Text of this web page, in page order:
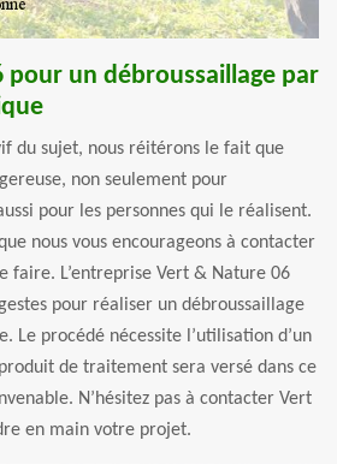
un débroussaillage par
du sujet, nous réitérons le fait que
non seulement pour
pour les personnes qui le réalisent.
nous vous encourageons à contacter
faire. L’entreprise Vert & Nature 06
pour réaliser un débroussaillage
Le procédé nécessite l’utilisation d’un
de traitement sera versé dans ce
N’hésitez pas à contacter Vert
en main votre projet.